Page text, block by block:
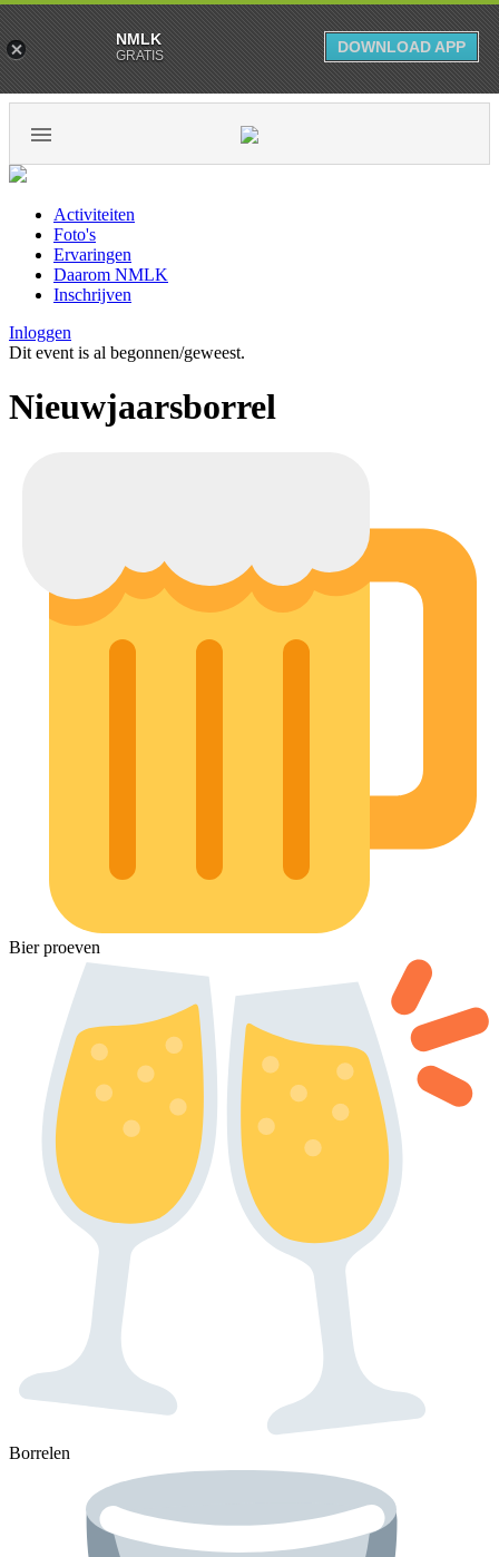
Activiteiten
Foto's
Ervaringen
Daarom NMLK
Inschrijven
Inloggen
Dit event is al begonnen/geweest.
Nieuwjaarsborrel
Bier proeven
Borrelen
NMLK
GRATIS DOWNLOAD APP